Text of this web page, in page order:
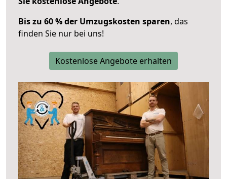
Bis zu 60 % der Umzugskosten sparen, das
finden Sie nur bei uns!
Kostenlose Angebote erhalten